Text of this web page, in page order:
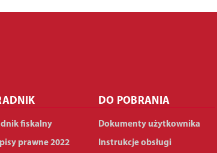
fiskalny
prawne 2022
DO POBRANIA
Dokumenty użytkownika
Instrukcje obsługi